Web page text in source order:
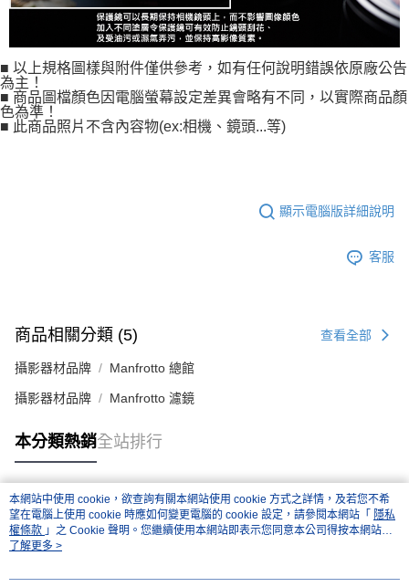
■ 以上規格圖樣與附件僅供參考，如有任何說明錯誤依原廠公告
為主！
■ 商品圖檔顏色因電腦螢幕設定差異會略有不同，以實際商品顏
色為準！
■ 此商品照片不含內容物(ex:相機、鏡頭...等)
顯示電腦版詳細說明
客服
商品相關分類 (5) 查看全部
攝影器材品牌 Manfrotto 總館
攝影器材品牌 Manfrotto 濾鏡
本分類熱銷全站排行
熱門標籤
本網站中使用 cookie，欲查詢有關本網站使用 cookie 方式之詳情，及若您不希
望在電腦上使用 cookie 時應如何變更電腦的 cookie 設定，請參閱本網站「 隱私
權條款 」之 Cookie 聲明。您繼續使用本網站即表示您同意本公司得按本網站使
用條款之 Cookie 聲明使用 cookie。
了解更多 >